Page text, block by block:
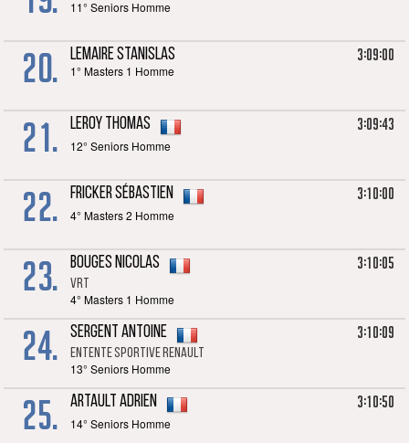
11° Seniors Homme
20. LEMAIRE Stanislas
1° Masters 1 Homme
3:09:00
21. LEROY Thomas
12° Seniors Homme
3:09:43
22. FRICKER Sébastien
4° Masters 2 Homme
3:10:00
23. BOUGES Nicolas
VRT
4° Masters 1 Homme
3:10:05
24. SERGENT Antoine
ENTENTE SPORTIVE RENAULT
13° Seniors Homme
3:10:09
25. ARTAULT Adrien
14° Seniors Homme
3:10:50